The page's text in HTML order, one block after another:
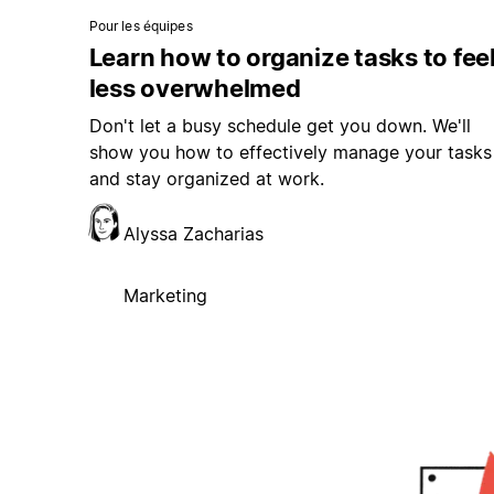
Pour les équipes
Learn how to organize tasks to
less overwhelmed
Don't let a busy schedule get you down. We'll
show you how to effectively manage your tasks
and stay organized at work.
Alyssa Zacharias
Marketing